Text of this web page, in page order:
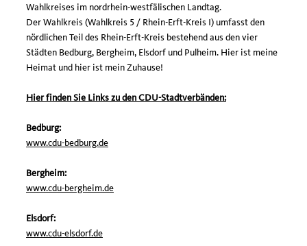
Wahlkreises im nordrhein-westfälischen Landtag.
Der Wahlkreis (Wahlkreis 5 / Rhein-Erft-Kreis I) umfasst den
nördlichen Teil des Rhein-Erft-Kreis bestehend aus den vier
Städten Bedburg, Bergheim, Elsdorf und Pulheim. Hier ist meine
Heimat und hier ist mein Zuhause!
Hier finden Sie Links zu den CDU-Stadtverbänden:
Bedburg:
www.cdu-bedburg.de
Bergheim:
www.cdu-bergheim.de
Elsdorf:
www.cdu-elsdorf.de